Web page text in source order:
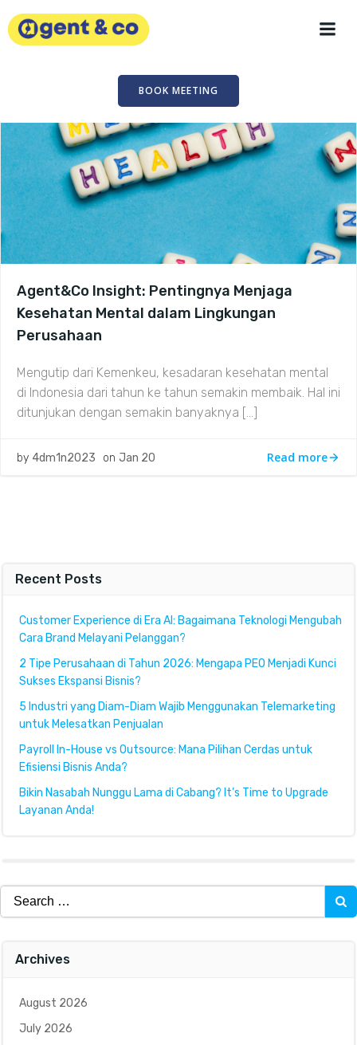
BOOK MEETING
Agent&Co Insight: Pentingnya Menjaga
Kesehatan Mental dalam Lingkungan
Perusahaan
Mengutip dari Kemenkeu, kesadaran kesehatan mental
di Indonesia dari tahun ke tahun semakin membaik. Hal ini
ditunjukan dengan semakin banyaknya […]
by 4dm1n2023 on Jan 20 Read more
Recent Posts
Customer Experience di Era AI: Bagaimana Teknologi Mengubah
Cara Brand Melayani Pelanggan?
2 Tipe Perusahaan di Tahun 2026: Mengapa PEO Menjadi Kunci
Sukses Ekspansi Bisnis?
5 Industri yang Diam-Diam Wajib Menggunakan Telemarketing
untuk Melesatkan Penjualan
Payroll In-House vs Outsource: Mana Pilihan Cerdas untuk
Efisiensi Bisnis Anda?
Bikin Nasabah Nunggu Lama di Cabang? It’s Time to Upgrade
Layanan Anda!
Search
for:
Archives
August 2026
July 2026